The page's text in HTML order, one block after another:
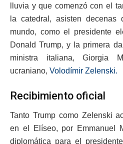
lluvia y que comenzó con el
la catedral, asisten decenas
mundo, como el presidente
Donald Trump, y la primera
ministra italiana, Giorgia
ucraniano, Volodímir Zelenski.
Recibimiento oficial
Tanto Trump como Zelenski
en el Elíseo, por Emmanuel
diplomática para el